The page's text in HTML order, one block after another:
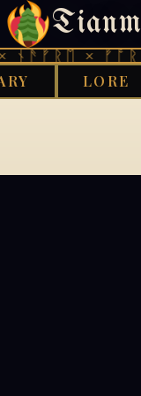
×
LORE